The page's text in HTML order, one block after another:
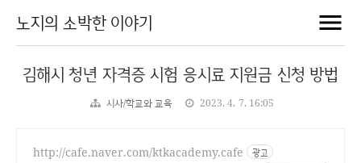
노지의 소박한 이야기
김해시 청년 자격증 시험 응시료 지원금 신청 방법
시사/학교와 교육 2023. 4. 7. 16:05
http://cafe.naver.com/ktkacademy.cafe 광고